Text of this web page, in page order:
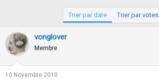
Trier par date Trier par votes
vonglover
Membre
10 Novembre 2010